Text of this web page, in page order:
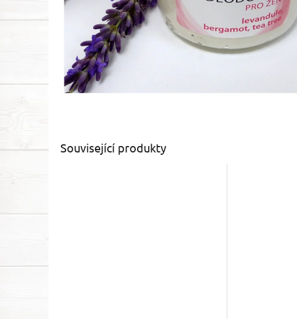
Související produkty